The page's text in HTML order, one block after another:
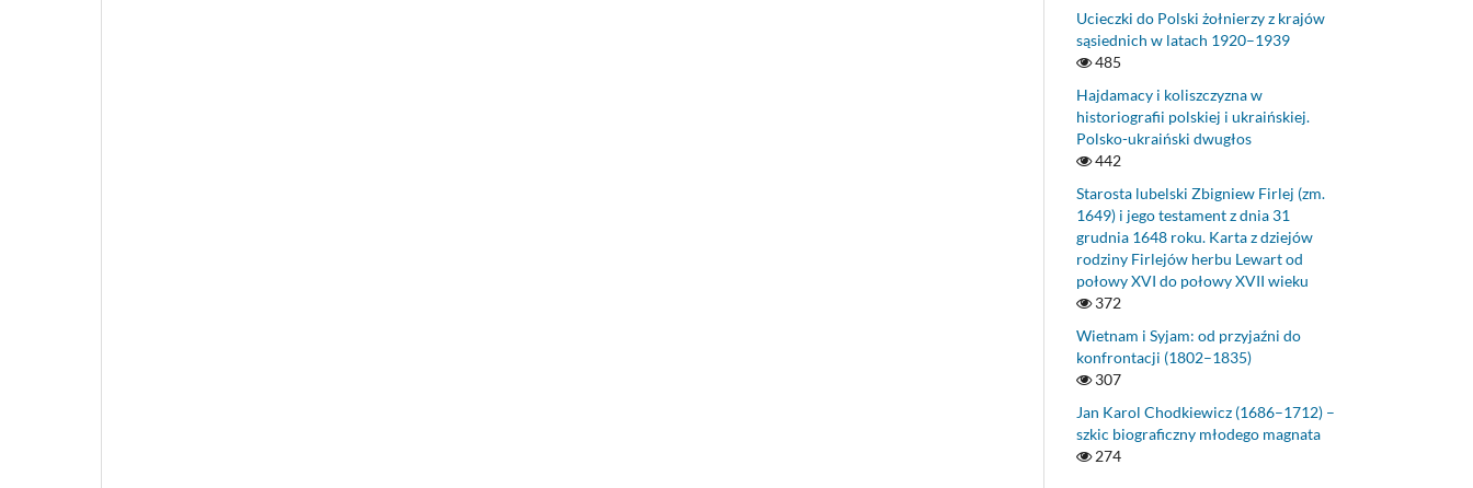
Ucieczki do Polski żołnierzy z krajów
sąsiednich w latach 1920–1939
485
Hajdamacy i koliszczyzna w
historiografii polskiej i ukraińskiej.
Polsko-ukraiński dwugłos
442
Starosta lubelski Zbigniew Firlej (zm.
1649) i jego testament z dnia 31
grudnia 1648 roku. Karta z dziejów
rodziny Firlejów herbu Lewart od
połowy XVI do połowy XVII wieku
372
Wietnam i Syjam: od przyjaźni do
konfrontacji (1802–1835)
307
Jan Karol Chodkiewicz (1686–1712) –
szkic biograficzny młodego magnata
274